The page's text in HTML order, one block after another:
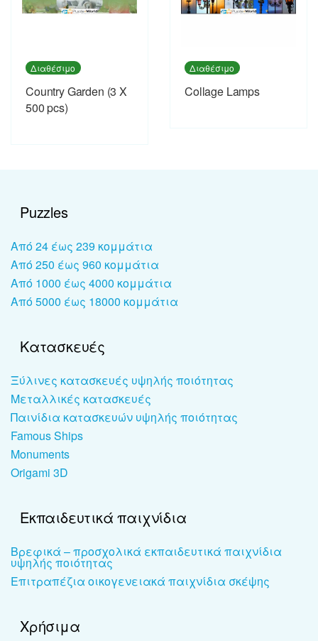
Διαθέσιμο
Country Garden (3 X
500 pcs)
Διαθέσιμο
Collage Lamps
Puzzles
Από 24 έως 239 κομμάτια
Από 250 έως 960 κομμάτια
Από 1000 έως 4000 κομμάτια
Από 5000 έως 18000 κομμάτια
Κατασκευές
Ξύλινες κατασκευές υψηλής ποιότητας
Μεταλλικές κατασκευές
Παινίδια κατασκευών υψηλής ποιότητας
Famous Ships
Monuments
Origami 3D
Εκπαιδευτικά παιχνίδια
Βρεφικά – προσχολικά εκπαιδευτικά παιχνίδια
υψηλής ποιότητας
Επιτραπέζια οικογενειακά παιχνίδια σκέψης
Χρήσιμα